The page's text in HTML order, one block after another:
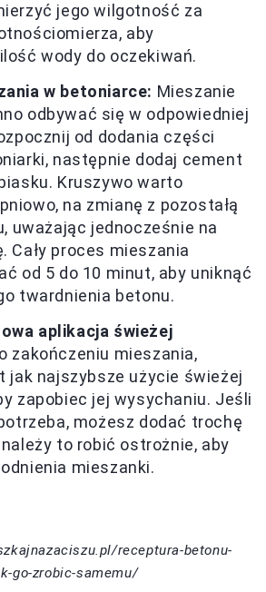
jego wilgotność za
aby
wody do oczekiwań.
w betoniarce: Mieszanie
odbywać się w odpowiedniej
od dodania części
następnie dodaj cement
Kruszywo warto
na zmianę z pozostałą
uważając jednocześnie na
Cały proces mieszania
od 5 do 10 minut, aby uniknąć
twardnienia betonu.
aplikacja świeżej
zakończeniu mieszania,
jak najszybsze użycie świeżej
zapobiec jej wysychaniu. Jeśli
możesz dodać trochę
to robić ostrożnie, aby
mieszanki.
receptura-betonu-
go-zrobic-samemu/